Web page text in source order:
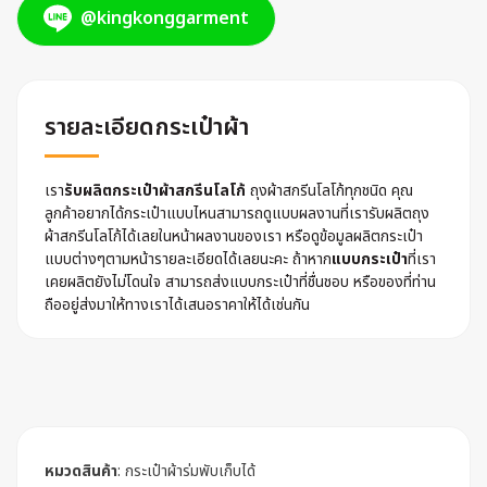
@kingkonggarment
รายละเอียดกระเป๋าผ้า
เรารับผลิตกระเป๋าผ้าสกรีนโลโก้ ถุงผ้าสกรีนโลโก้ทุกชนิด คุณ
ลูกค้าอยากได้กระเป๋าแบบไหนสามารถดูแบบผลงานที่เรารับผลิตถุง
ผ้าสกรีนโลโก้ได้เลยในหน้าผลงานของเรา หรือดูข้อมูลผลิตกระเป๋า
แบบต่างๆตามหน้ารายละเอียดได้เลยนะคะ ถ้าหากแบบกระเป๋าที่เรา
เคยผลิตยังไม่โดนใจ สามารถส่งแบบกระเป๋าที่ชื่นชอบ หรือของที่ท่าน
ถืออยู่ส่งมาให้ทางเราได้เสนอราคาให้ได้เช่นกัน
หมวดสินค้า: กระเป๋าผ้าร่มพับเก็บได้